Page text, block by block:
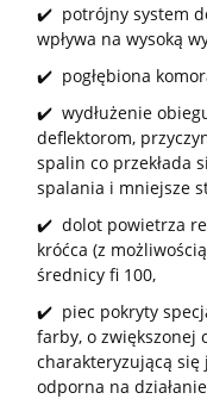
✔️ potrójny system
wpływa na wysoką
✔️ pogłębiona
✔️ wydłużenie
deflektorom,
spalin co przekłada
spalania i mniejsze
✔️ dolot powietrza
króćca (z
średnicy fi 100,
✔️ piec pokryty
farby, o zwiększonej
charakteryzującą
odporna na